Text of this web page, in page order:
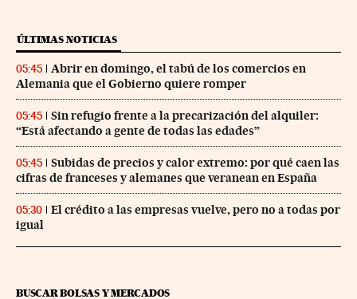
ÚLTIMAS NOTICIAS
05:45
Abrir en domingo, el tabú de los comercios en
Alemania que el Gobierno quiere romper
05:45
Sin refugio frente a la precarización del alquiler:
“Está afectando a gente de todas las edades”
05:45
Subidas de precios y calor extremo: por qué caen las
cifras de franceses y alemanes que veranean en España
05:30
El crédito a las empresas vuelve, pero no a todas por
igual
BUSCAR BOLSAS Y MERCADOS